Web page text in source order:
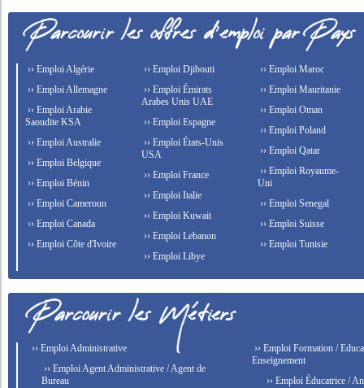
›› Emploi Algérie
›› Emploi Allemagne
›› Emploi Arabie
Saoudite KSA
›› Emploi Australie
›› Emploi Belgique
›› Emploi Bénin
›› Emploi Cameroun
›› Emploi Canada
›› Emploi Côte d'Ivoire
›› Emploi Djibouti
›› Emploi Émirats
Arabes Unis UAE
›› Emploi Espagne
›› Emploi États-Unis
USA
›› Emploi France
›› Emploi Italie
›› Emploi Kuwait
›› Emploi Lebanon
›› Emploi Libye
›› Emploi Maroc
›› Emploi Mauritanie
›› Emploi Oman
›› Emploi Poland
›› Emploi Qatar
›› Emploi Royaume-
Uni
›› Emploi Senegal
›› Emploi Suisse
›› Emploi Tunisie
›› Emploi Administrative
›› Emploi Agent Administrative / Agent de
Bureau
›› Emploi Formation /
Enseignement
›› Emploi Éducatrice /